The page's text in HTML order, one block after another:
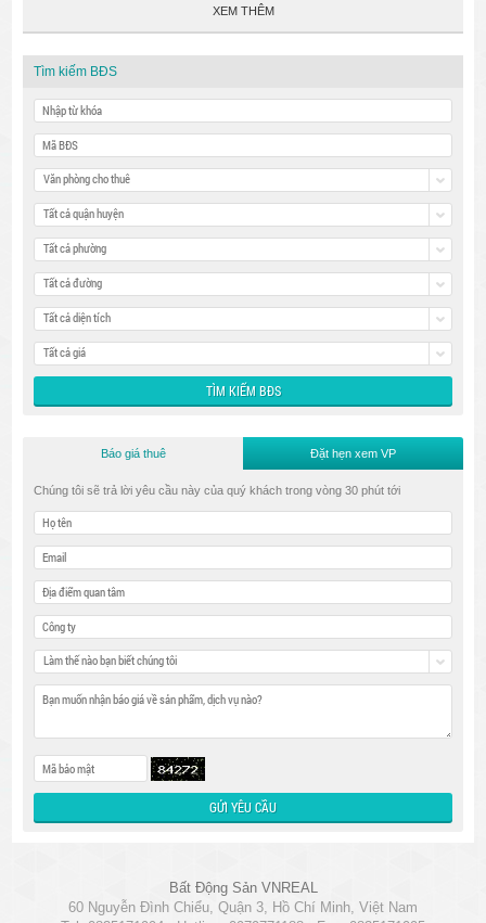
XEM THÊM
Tìm kiếm BĐS
Văn phòng cho thuê
Tất cả quận huyện
Tất cả phường
Tất cả đường
Tất cả diện tích
Tất cả giá
Báo giá thuê Đặt hẹn xem VP
Chúng tôi sẽ trả lời yêu cầu này của quý khách trong vòng 30 phút tới
Làm thế nào bạn biết chúng tôi
Bất Động Sản VNREAL
60 Nguyễn Đình Chiểu, Quận 3, Hồ Chí Minh, Việt Nam